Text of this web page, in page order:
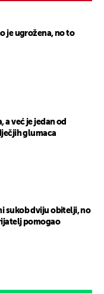
je ugrožena, no to
a već je jedan od
glumaca
sukob dviju obitelji, no
pomogao